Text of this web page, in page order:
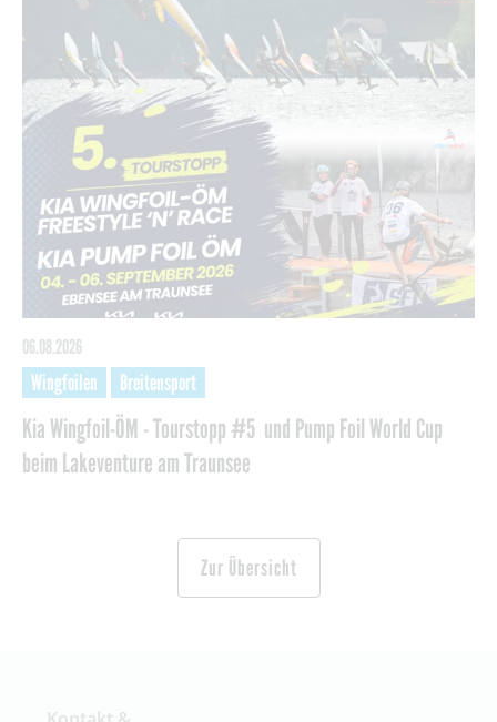
Kia Wingfoil-ÖM - Tourstopp #5 und Pump Foil World Cup
beim Lakeventure am Traunsee
Wingfoilen Breitensport
06.08.2026
Zur Übersicht